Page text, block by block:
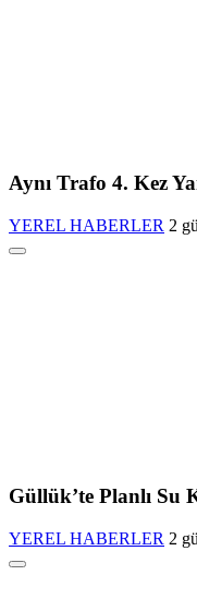
Aynı Trafo 4. Kez
YEREL HABERLER 2
Güllük’te Planlı Su
YEREL HABERLER 2